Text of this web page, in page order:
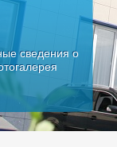
сведения о